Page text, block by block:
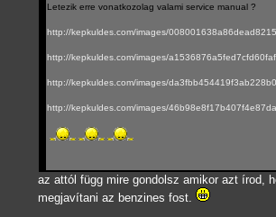
Letezik erre vonatkozolag valami service manual ?
http://kepkuldes.com/images/
http://kepkuldes.com/images/
http://kepkuldes.com/images/
http://kepkuldes.com/images/
az attól függ mire gondolsz amikor azt írod,
megjavítani az benzines fost.